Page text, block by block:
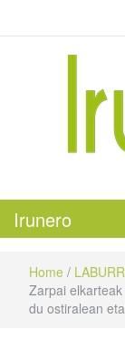
Irunero
Home /
Zarpai
du ostiralean